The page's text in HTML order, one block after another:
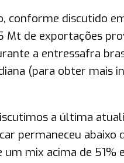
conforme discutido
Mt de exportações
a entressafra
(para obter mais
a última
permaneceu
um mix acima de